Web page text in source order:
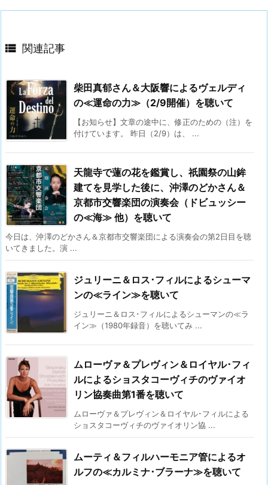
 関連記事
柴田真郁さん＆大阪響によるヴェルディ
の≪運命の力≫（2/9開催）を聴いて
【お知らせ】文章の途中に、修正のための（注）を
付けています。 昨日（2/9）は、 ...
天龍寺で蓮の花を鑑賞し、祇園祭の山鉾
建てを見学した後に、沖澤のどかさん＆
京都市交響楽団の演奏会（ドビュッシー
の≪海≫ 他）を聴いて
今日は、沖澤のどかさん＆京都市交響楽団による演奏会の第2日目を聴
いてきました。演 ...
ジュリーニ＆ロス･フィルによるシューマ
ンの≪ライン≫を聴いて
ジュリーニ＆ロス･フィルによるシューマンの≪ラ
イン≫（1980年録音）を聴いてみ ...
ムローヴァ＆プレヴィン＆ロイヤル･フィ
ルによるショスタコーヴィチのヴァイオ
リン協奏曲第1番を聴いて
ムローヴァ＆プレヴィン＆ロイヤル･フィルによる
ショスタコーヴィチのヴァイオリン協 ...
ムーティ＆フィルハーモニア管によるオ
ルフの≪カルミナ･ブラーナ≫を聴いて